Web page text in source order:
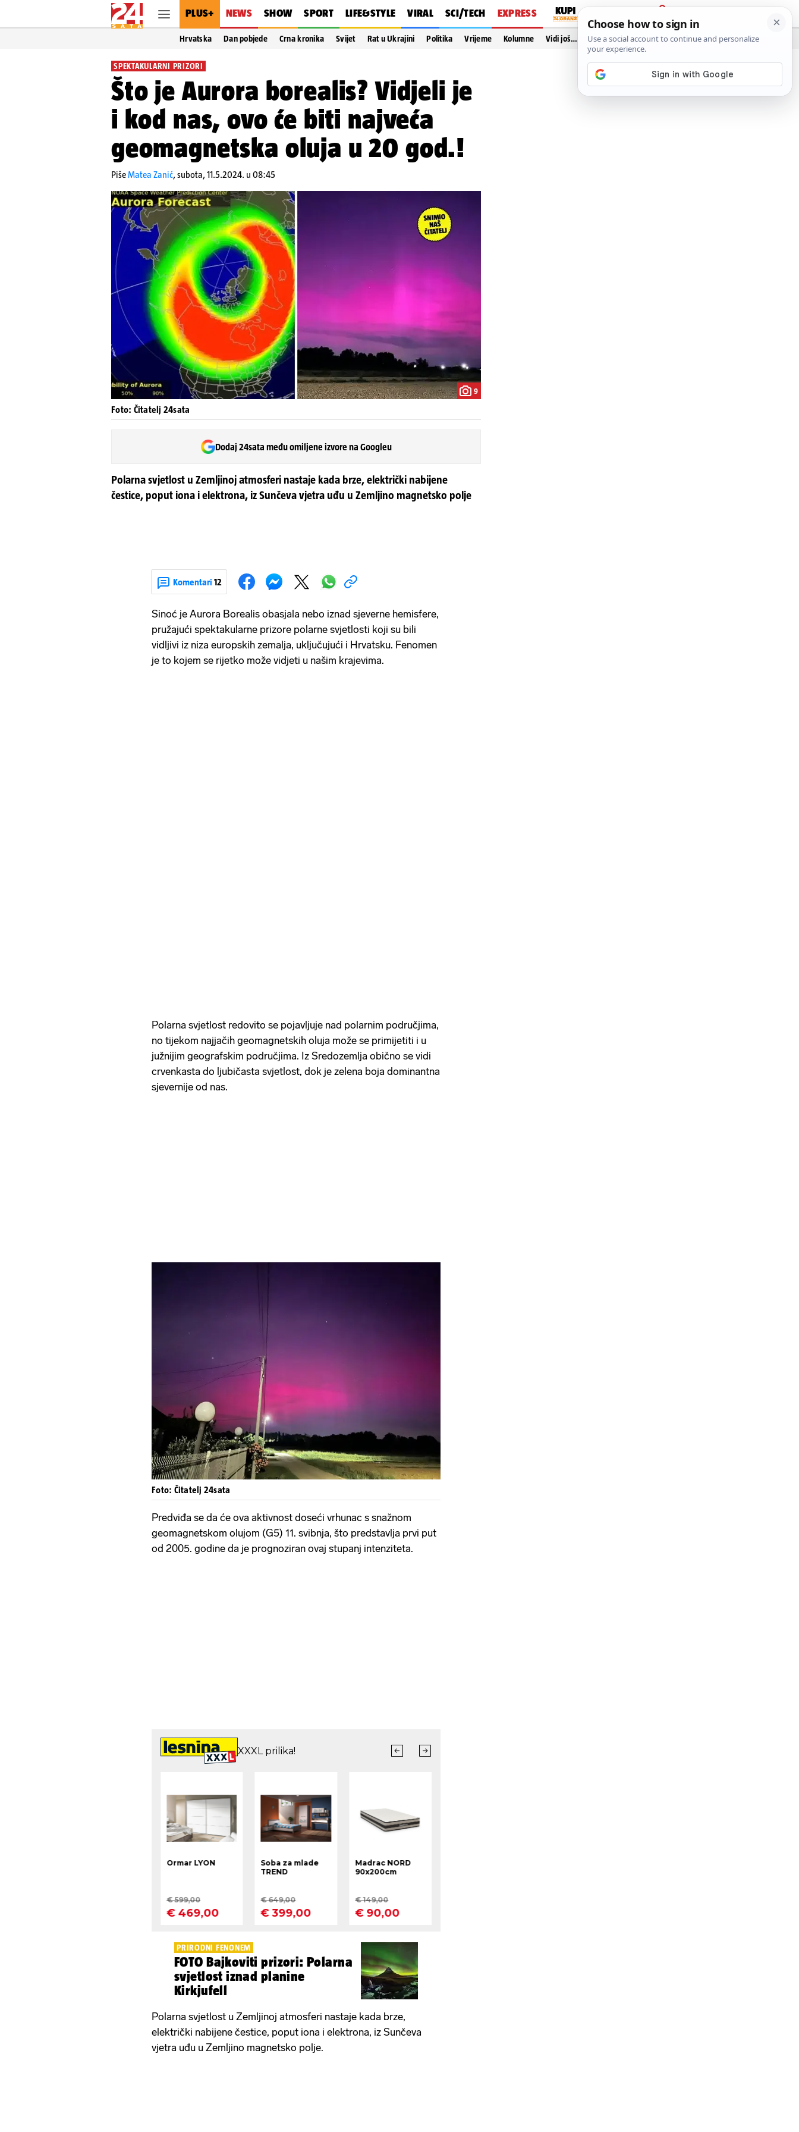
PLUS+ NEWS SHOW SPORT LIFE&STYLE VIRAL SCI/TECH EXPRESS
PRIJAVA
Hrvatska Dan pobjede Crna kronika Svijet Rat u Ukrajini Politika Vrijeme Kolumne Vidi još…
SPEKTAKULARNI PRIZORI
Što je Aurora borealis? Vidjeli je
i kod nas, ovo će biti najveća
geomagnetska oluja u 20 god.!
PišeMatea Zanić,subota, 11.5.2024. u 08:45
9
Foto: Čitatelj 24sata
Dodaj 24sata među omiljene izvore na Googleu
Polarna svjetlost u Zemljinoj atmosferi nastaje kada brze, električki nabijene
čestice, poput iona i elektrona, iz Sunčeva vjetra uđu u Zemljino magnetsko polje
Komentari 12
Sinoć je Aurora Borealis obasjala nebo iznad sjeverne hemisfere,
pružajući spektakularne prizore polarne svjetlosti koji su bili
vidljivi iz niza europskih zemalja, uključujući i Hrvatsku. Fenomen
je to kojem se rijetko može vidjeti u našim krajevima.
Polarna svjetlost redovito se pojavljuje nad polarnim područjima,
no tijekom najjačih geomagnetskih oluja može se primijetiti i u
južnijim geografskim područjima. Iz Sredozemlja obično se vidi
crvenkasta do ljubičasta svjetlost, dok je zelena boja dominantna
sjevernije od nas.
Foto: Čitatelj 24sata
Predviđa se da će ova aktivnost doseći vrhunac s snažnom
geomagnetskom olujom (G5) 11. svibnja, što predstavlja prvi put
od 2005. godine da je prognoziran ovaj stupanj intenziteta.
PRIRODNI FENONEM
FOTO Bajkoviti prizori: Polarna
svjetlost iznad planine
Kirkjufell
Polarna svjetlost u Zemljinoj atmosferi nastaje kada brze,
električki nabijene čestice, poput iona i elektrona, iz Sunčeva
vjetra uđu u Zemljino magnetsko polje.